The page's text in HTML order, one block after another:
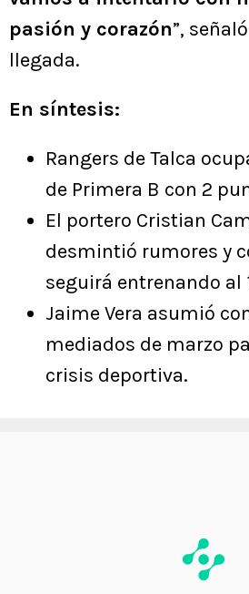
pasión y corazón”,
llegada.
En síntesis:
Rangers de Talca
de Primera B con 2
El portero Cristian
desmintió rumores y
seguirá entrenando al
Jaime Vera asumió
mediados de marzo
crisis deportiva.